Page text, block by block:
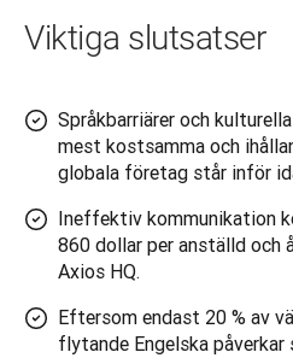
Viktiga slutsatser
Språkbarriärer och
mest kostsamma och
globala företag står inför
Ineffektiv kommunikation
860 dollar per anställd och
Axios HQ.
Eftersom endast 20 % av
flytande Engelska påverkar